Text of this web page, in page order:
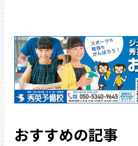
おすすめの記事